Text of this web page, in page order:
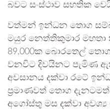
බවට සංස්ථාව සහතික
වත්මන් ඉන්ධන තොග
මයුර නෙත්තිකුමාර මහතා
89,000ක බොරතෙල්
වනවිට දිවයිනට පැමිණ
අවසානය දක්වා රටේ
ප්‍රමාණවත් තොග
අගෝස්තු මස දක්වා